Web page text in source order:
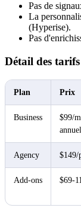
Pas de
La
(Hyperise).
Pas
Détail des tarifs
Plan Prix
Business
$99/
Agency $149/
Add-ons $69-